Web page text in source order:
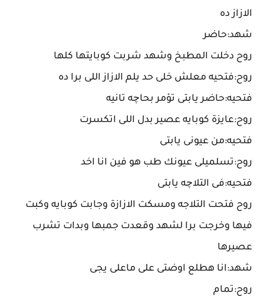
الازاز ده
شهد:حاضر
روح دخلت المطبخ وشهد شربت كوبايتها كلها
روح:فتحيه معلش خلى حد يلم الازاز اللى برا ده
فتحيه:حاضر يابتى تؤمر بحاچه تانيه
روح:عايزة كوبايه عصير بدل اللى اتكسرت
فتحيه:من عيونى يابتى
روح:تسلميلى عيونك طب هو فين انا اخد
فتحيه:فى التلاچه يابتى
روح فتحت التلاجه ومسكت الازازة وجابت كوبايه وكبت
فيها وخرجت برا لشهد وقعدت جمبها وبدات تشرب
عصيرها
شهد:انا هطلع اوضتى على ماعلى يجى
روح:تمام